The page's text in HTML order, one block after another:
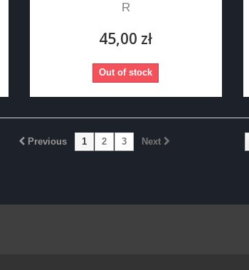
R
45,00 zł
Out of stock
Previous 1 2 3 Next